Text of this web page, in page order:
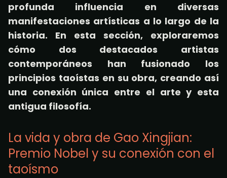
profunda influencia en diversas
manifestaciones artísticas a lo largo de la
historia. En esta sección, exploraremos
cómo dos destacados artistas
contemporáneos han fusionado los
principios taoístas en su obra, creando así
una conexión única entre el arte y esta
antigua filosofía.
La vida y obra de Gao Xingjian:
Premio Nobel y su conexión con el
taoísmo